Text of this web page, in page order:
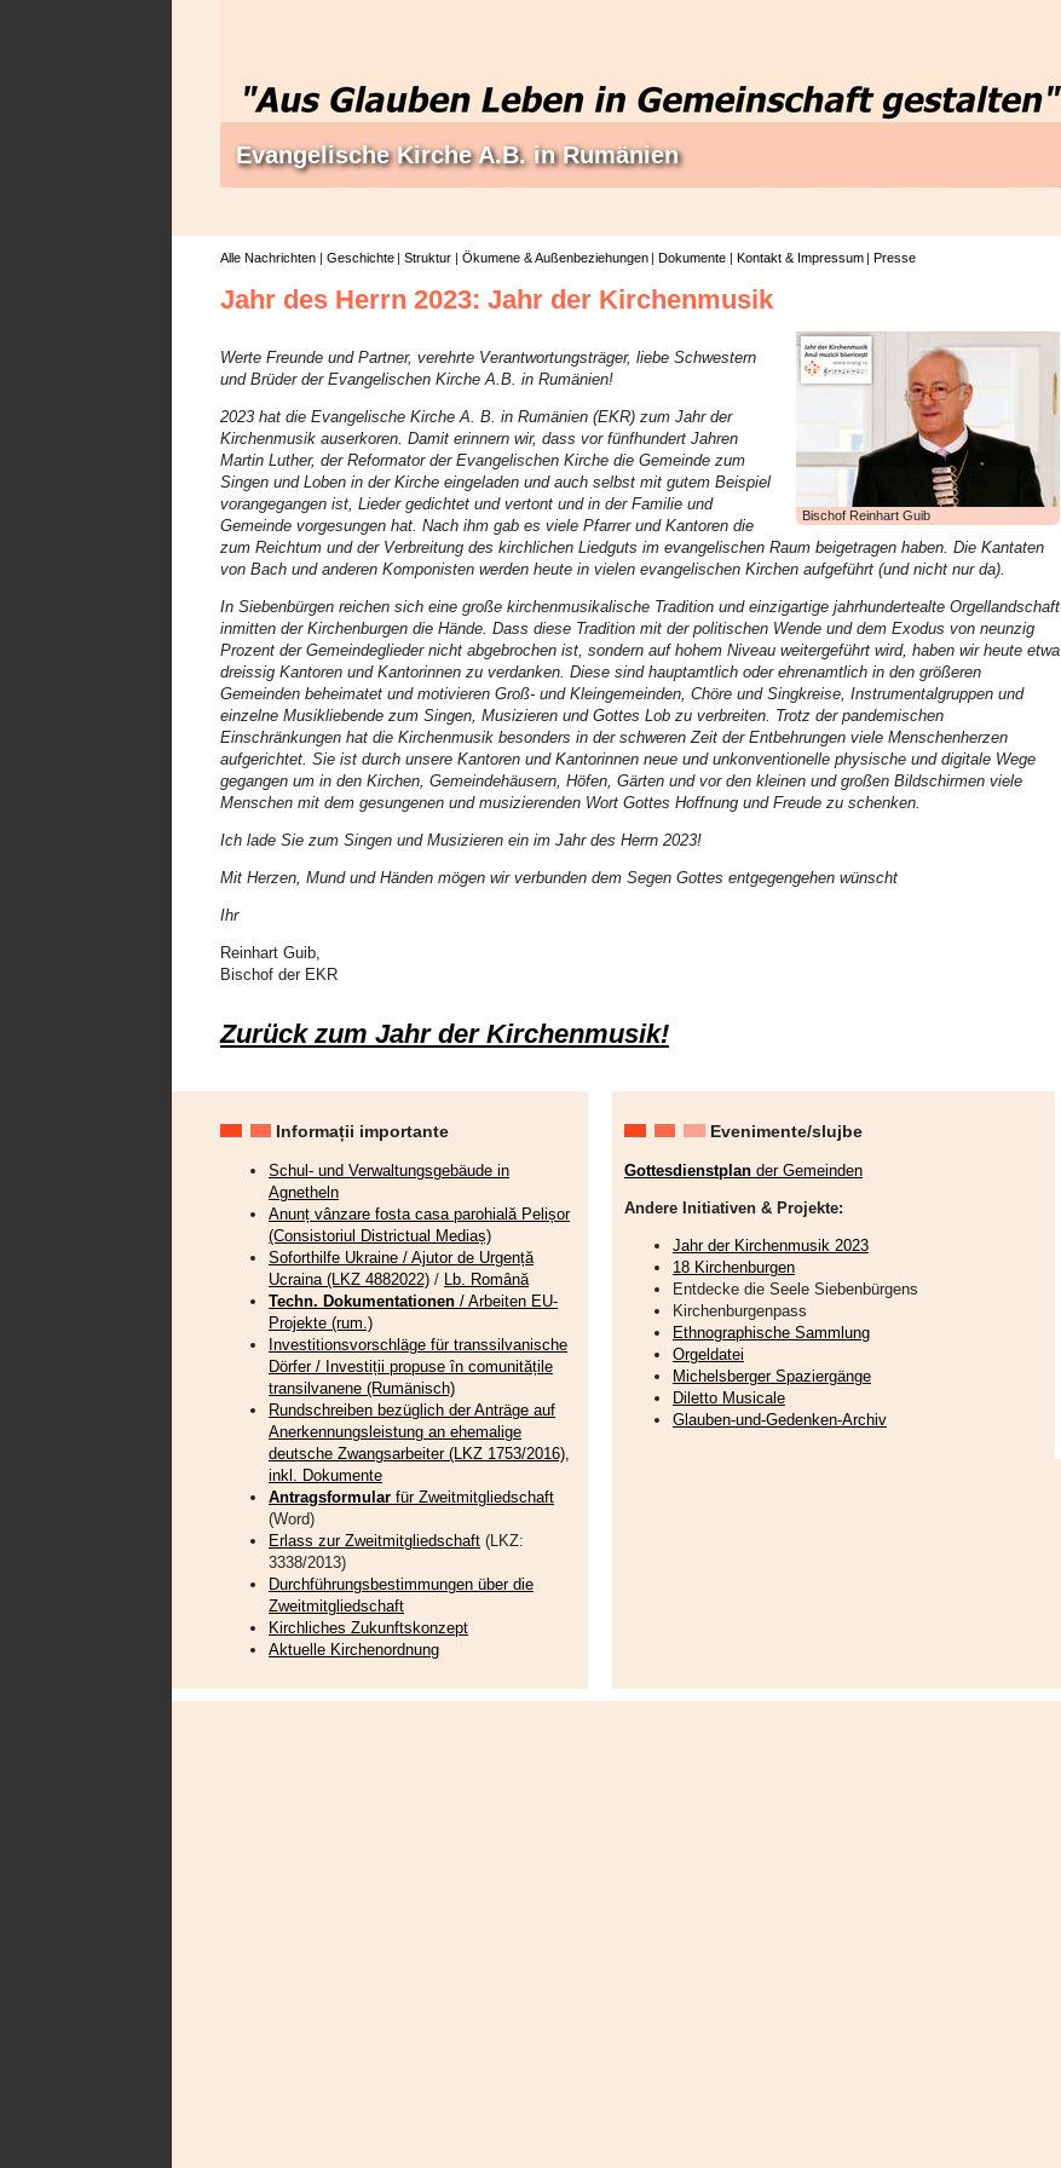
Evangelische Kirche A.B. in Rumänien
Alle Nachrichten Geschichte Struktur Ökumene & Außenbeziehungen Dokumente Kontakt & Impressum Presse
Jahr des Herrn 2023: Jahr der Kirchenmusik
Bischof Reinhart Guib
Werte Freunde und Partner, verehrte Verantwortungsträger, liebe Schwestern
und Brüder der Evangelischen Kirche A.B. in Rumänien!
2023 hat die Evangelische Kirche A. B. in Rumänien (EKR) zum Jahr der
Kirchenmusik auserkoren. Damit erinnern wir, dass vor fünfhundert Jahren
Martin Luther, der Reformator der Evangelischen Kirche die Gemeinde zum
Singen und Loben in der Kirche eingeladen und auch selbst mit gutem Beispiel
vorangegangen ist, Lieder gedichtet und vertont und in der Familie und
Gemeinde vorgesungen hat. Nach ihm gab es viele Pfarrer und Kantoren die
zum Reichtum und der Verbreitung des kirchlichen Liedguts im evangelischen Raum beigetragen haben. Die Kantaten
von Bach und anderen Komponisten werden heute in vielen evangelischen Kirchen aufgeführt (und nicht nur da).
In Siebenbürgen reichen sich eine große kirchenmusikalische Tradition und einzigartige jahrhundertealte Orgellandschaft
inmitten der Kirchenburgen die Hände. Dass diese Tradition mit der politischen Wende und dem Exodus von neunzig
Prozent der Gemeindeglieder nicht abgebrochen ist, sondern auf hohem Niveau weitergeführt wird, haben wir heute etwa
dreissig Kantoren und Kantorinnen zu verdanken. Diese sind hauptamtlich oder ehrenamtlich in den größeren
Gemeinden beheimatet und motivieren Groß- und Kleingemeinden, Chöre und Singkreise, Instrumentalgruppen und
einzelne Musikliebende zum Singen, Musizieren und Gottes Lob zu verbreiten. Trotz der pandemischen
Einschränkungen hat die Kirchenmusik besonders in der schweren Zeit der Entbehrungen viele Menschenherzen
aufgerichtet. Sie ist durch unsere Kantoren und Kantorinnen neue und unkonventionelle physische und digitale Wege
gegangen um in den Kirchen, Gemeindehäusern, Höfen, Gärten und vor den kleinen und großen Bildschirmen viele
Menschen mit dem gesungenen und musizierenden Wort Gottes Hoffnung und Freude zu schenken.
Ich lade Sie zum Singen und Musizieren ein im Jahr des Herrn 2023!
Mit Herzen, Mund und Händen mögen wir verbunden dem Segen Gottes entgegengehen wünscht
Ihr
Reinhart Guib,
Bischof der EKR
Zurück zum Jahr der Kirchenmusik!
Informații importante
Schul- und Verwaltungsgebäude in
Agnetheln
Anunț vânzare fosta casa parohială Pelișor
(Consistoriul Districtual Mediaș)
Soforthilfe Ukraine / Ajutor de Urgență
Ucraina (LKZ 4882022) /
Lb. Română
Techn. Dokumentationen / Arbeiten EU-
Projekte (rum.)
Investitionsvorschläge für transsilvanische
Dörfer / Investiții propuse în comunitățile
transilvanene (Rumänisch)
Rundschreiben bezüglich der Anträge auf
Anerkennungsleistung an ehemalige
deutsche Zwangsarbeiter (LKZ 1753/2016),
inkl. Dokumente
Antragsformular für Zweitmitgliedschaft
(Word)
Erlass zur Zweitmitgliedschaft (LKZ:
3338/2013)
Durchführungsbestimmungen über die
Zweitmitgliedschaft
Kirchliches Zukunftskonzept
Aktuelle Kirchenordnung
Evenimente/slujbe
Gottesdienstplan der Gemeinden
Andere Initiativen & Projekte:
Jahr der Kirchenmusik 2023
18 Kirchenburgen
Entdecke die Seele Siebenbürgens
Kirchenburgenpass
Ethnographische Sammlung
Orgeldatei
Michelsberger Spaziergänge
Diletto Musicale
Glauben-und-Gedenken-Archiv